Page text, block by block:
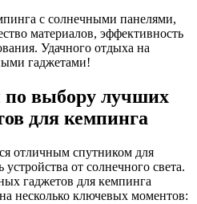
с солнечными панелями,
материалов, эффективность
Удачного отдыха на
гаджетами!
по выбору лучших
для кемпинга
отличным спутником для
от солнечного света.
гаджетов для кемпинга
несколько ключевых моментов: